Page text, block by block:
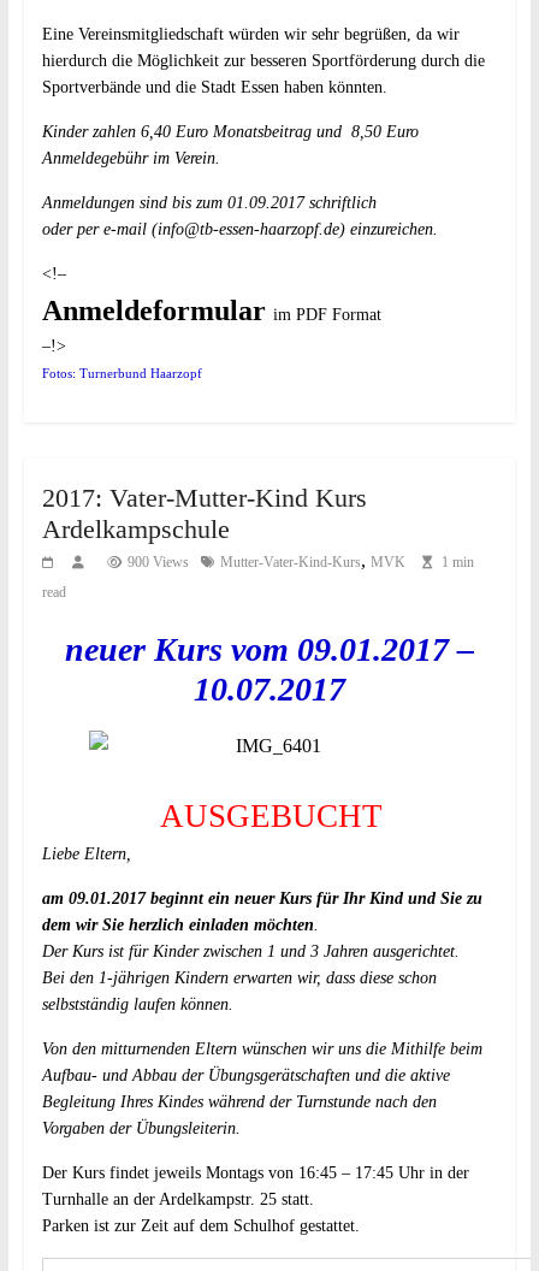
Eine Vereinsmitgliedschaft würden wir sehr begrüßen, da wir
hierdurch die Möglichkeit zur besseren Sportförderung durch die
Sportverbände und die Stadt Essen haben könnten.
Kinder zahlen 6,40 Euro Monatsbeitrag und 8,50 Euro
Anmeldegebühr im Verein.
Anmeldungen sind bis zum 01.09.2017 schriftlich
oder per e-mail (info@tb-essen-haarzopf.de) einzureichen.
<!–
Anmeldeformular im PDF Format
–!>
Fotos: Turnerbund Haarzopf
2017: Vater-Mutter-Kind Kurs
Ardelkampschule
900 Views Mutter-Vater-Kind-Kurs, MVK
1 min
read
neuer Kurs vom 09.01.2017 –
10.07.2017
AUSGEBUCHT
Liebe Eltern,
am 09.01.2017 beginnt ein neuer Kurs für Ihr Kind und Sie zu
dem wir Sie herzlich einladen möchten.
Der Kurs ist für Kinder zwischen 1 und 3 Jahren ausgerichtet.
Bei den 1-jährigen Kindern erwarten wir, dass diese schon
selbstständig laufen können.
Von den mitturnenden Eltern wünschen wir uns die Mithilfe beim
Aufbau- und Abbau der Übungsgerätschaften und die aktive
Begleitung Ihres Kindes während der Turnstunde nach den
Vorgaben der Übungsleiterin.
Der Kurs findet jeweils Montags von 16:45 – 17:45 Uhr in der
Turnhalle an der Ardelkampstr. 25 statt.
Parken ist zur Zeit auf dem Schulhof gestattet.